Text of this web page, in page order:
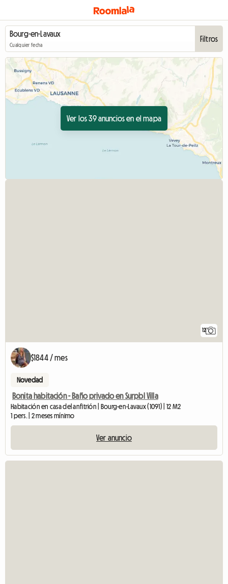
Cualquier fecha
Filtros
Ver los 39 anuncios en el mapa
12
$1844 / mes
Novedad
Bonita habitación - Baño privado en Surpbl Villa
Habitación en casa del anfitrión | Bourg-en-Lavaux (1091) | 12 M2
1 pers. | 2 meses mínimo
Ver anuncio